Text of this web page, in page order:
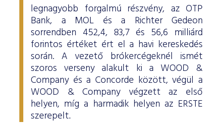
legnagyobb forgalmú részvény, az OTP
Bank, a MOL és a Richter Gedeon
sorrendben 452,4, 83,7 és 56,6 milliárd
forintos értéket ért el a havi kereskedés
során. A vezető brókercégeknél ismét
szoros verseny alakult ki a WOOD &
Company és a Concorde között, végül a
WOOD & Company végzett az első
helyen, míg a harmadik helyen az ERSTE
szerepelt.